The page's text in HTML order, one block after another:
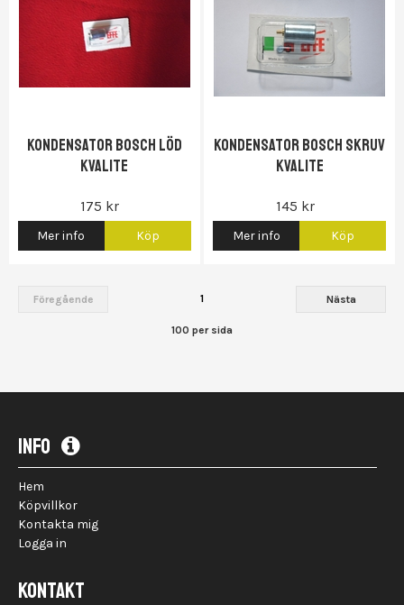
Kondensator Bosch löd
Kvalite
175 kr
Mer info Köp
Kondensator Bosch skruv
Kvalite
145 kr
Mer info Köp
Föregående 1 Nästa
100 per sida
INFO
Hem
Köpvillkor
Kontakta mig
Logga in
KONTAKT